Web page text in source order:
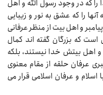
که در وجود رسول الله و اهل
را که عشق به نور و زیبایی
و اهل بیت از منظر عرفانی
است که بزرگان گفته اند کمال
اهل بیتش خدا نیستند، بلکه
عرفان حلقه از مقام معنوی
اسلام و عرفان اسلامی قرار می